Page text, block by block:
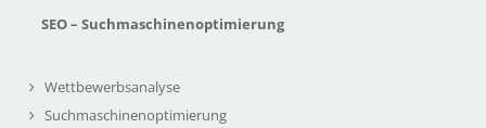
SEO – Suchmaschinenoptimierung
Wettbewerbsanalyse
Suchmaschinenoptimierung